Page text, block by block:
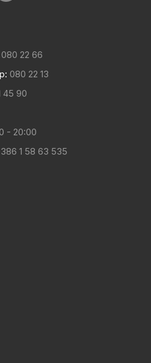
080 22 66
080 22 13
45 90
- 20:00
1 58 63 535